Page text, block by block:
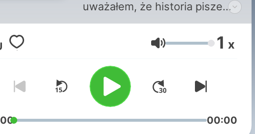
uważałem, że historia pisze
najlepsze scenariusze - tym
podcastem udowadniam, że
tak właśnie jest. W każdym
epizodzie wybieram temat, o
którym sam chciałbym słuchać.
Nie praktykuję dłużyzn,
zalewania datami, recytowania
życiorysów.
Ένταση 1 x
00:00